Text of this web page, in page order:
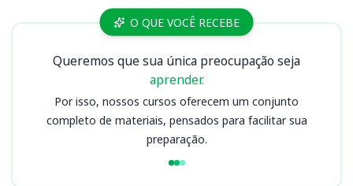
Cursos O QUE VOCÊ RECEBE
Queremos que sua única preocupação seja
aprender.
Por isso, nossos cursos oferecem um conjunto
completo de materiais, pensados para facilitar sua
preparação.